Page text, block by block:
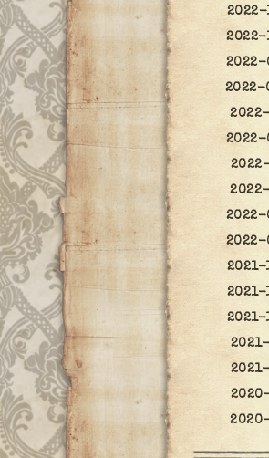
2022-
2022-
2022-
2022-
2022-
2022-
2022-
2022-
2022-
2022-
2021-
2021-
2021-
2021-
2021-
2020-
2020-